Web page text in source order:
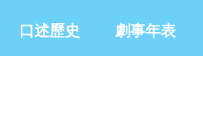
口述歷史 劇事年表